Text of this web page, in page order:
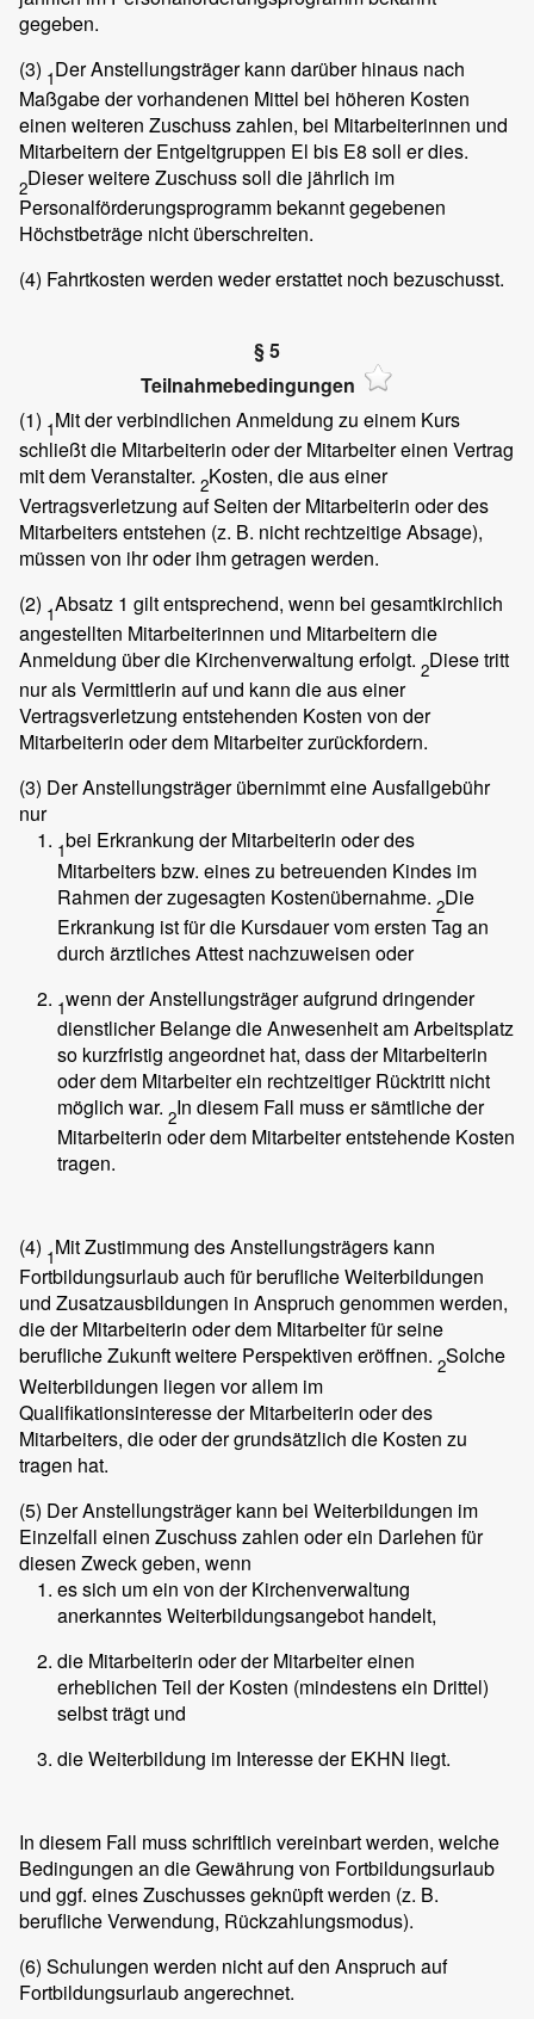
gegeben.
(3) 1Der Anstellungsträger kann darüber hinaus nach
Maßgabe der vorhandenen Mittel bei höheren Kosten
einen weiteren Zuschuss zahlen, bei Mitarbeiterinnen und
Mitarbeitern der Entgeltgruppen El bis E8 soll er dies.
2Dieser weitere Zuschuss soll die jährlich im
Personalförderungsprogramm bekannt gegebenen
Höchstbeträge nicht überschreiten.
(4) Fahrtkosten werden weder erstattet noch bezuschusst.
§ 5
Teilnahmebedingungen
(1) 1Mit der verbindlichen Anmeldung zu einem Kurs
schließt die Mitarbeiterin oder der Mitarbeiter einen Vertrag
mit dem Veranstalter. 2Kosten, die aus einer
Vertragsverletzung auf Seiten der Mitarbeiterin oder des
Mitarbeiters entstehen (z. B. nicht rechtzeitige Absage),
müssen von ihr oder ihm getragen werden.
(2) 1Absatz 1 gilt entsprechend, wenn bei gesamtkirchlich
angestellten Mitarbeiterinnen und Mitarbeitern die
Anmeldung über die Kirchenverwaltung erfolgt. 2Diese tritt
nur als Vermittlerin auf und kann die aus einer
Vertragsverletzung entstehenden Kosten von der
Mitarbeiterin oder dem Mitarbeiter zurückfordern.
(3) Der Anstellungsträger übernimmt eine Ausfallgebühr
nur
1bei Erkrankung der Mitarbeiterin oder des
Mitarbeiters bzw. eines zu betreuenden Kindes im
Rahmen der zugesagten Kostenübernahme. 2Die
Erkrankung ist für die Kursdauer vom ersten Tag an
durch ärztliches Attest nachzuweisen oder
1wenn der Anstellungsträger aufgrund dringender
dienstlicher Belange die Anwesenheit am Arbeitsplatz
so kurzfristig angeordnet hat, dass der Mitarbeiterin
oder dem Mitarbeiter ein rechtzeitiger Rücktritt nicht
möglich war. 2In diesem Fall muss er sämtliche der
Mitarbeiterin oder dem Mitarbeiter entstehende Kosten
tragen.
(4) 1Mit Zustimmung des Anstellungsträgers kann
Fortbildungsurlaub auch für berufliche Weiterbildungen
und Zusatzausbildungen in Anspruch genommen werden,
die der Mitarbeiterin oder dem Mitarbeiter für seine
berufliche Zukunft weitere Perspektiven eröffnen. 2Solche
Weiterbildungen liegen vor allem im
Qualifikationsinteresse der Mitarbeiterin oder des
Mitarbeiters, die oder der grundsätzlich die Kosten zu
tragen hat.
(5) Der Anstellungsträger kann bei Weiterbildungen im
Einzelfall einen Zuschuss zahlen oder ein Darlehen für
diesen Zweck geben, wenn
es sich um ein von der Kirchenverwaltung
anerkanntes Weiterbildungsangebot handelt,
die Mitarbeiterin oder der Mitarbeiter einen
erheblichen Teil der Kosten (mindestens ein Drittel)
selbst trägt und
die Weiterbildung im Interesse der EKHN liegt.
In diesem Fall muss schriftlich vereinbart werden, welche
Bedingungen an die Gewährung von Fortbildungsurlaub
und ggf. eines Zuschusses geknüpft werden (z. B.
berufliche Verwendung, Rückzahlungsmodus).
(6) Schulungen werden nicht auf den Anspruch auf
Fortbildungsurlaub angerechnet.